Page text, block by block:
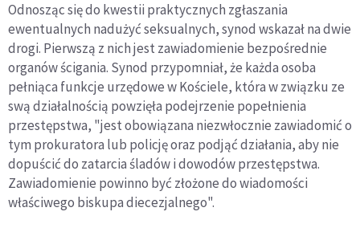
Odnosząc się do kwestii praktycznych zgłaszania
ewentualnych nadużyć seksualnych, synod wskazał na dwie
drogi. Pierwszą z nich jest zawiadomienie bezpośrednie
organów ścigania. Synod przypomniał, że każda osoba
pełniąca funkcje urzędowe w Kościele, która w związku ze
swą działalnością powzięła podejrzenie popełnienia
przestępstwa, "jest obowiązana niezwłocznie zawiadomić o
tym prokuratora lub policję oraz podjąć działania, aby nie
dopuścić do zatarcia śladów i dowodów przestępstwa.
Zawiadomienie powinno być złożone do wiadomości
właściwego biskupa diecezjalnego".